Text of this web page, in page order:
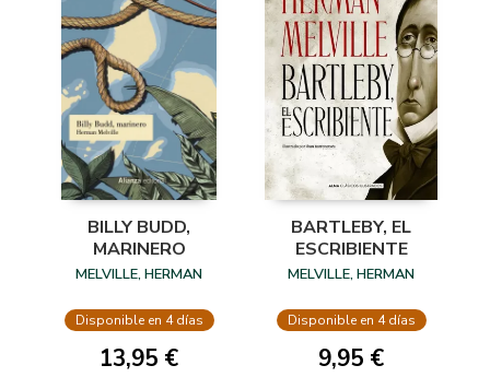
BILLY BUDD,
MARINERO
MELVILLE, HERMAN
Disponible en 4 días
13,95 €
BARTLEBY, EL
ESCRIBIENTE
MELVILLE, HERMAN
Disponible en 4 días
9,95 €